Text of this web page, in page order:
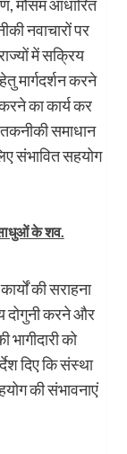
मौसम आधारित
नवाचारों पर
में सक्रिय
मार्गदर्शन करने
का कार्य कर
समाधान
संभावित सहयोग
के शव.
की सराहना
दोगुनी करने और
को
दिए कि संस्था
की संभावनाएं